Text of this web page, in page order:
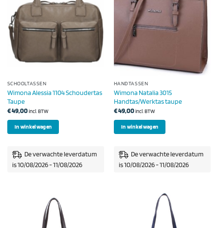
SCHOOLTASSEN
Wimona Alessia 1104 Schoudertas
Taupe
€49,00incl. BTW
In winkelwagen
De verwachte leverdatum
is 10/08/2026 - 11/08/2026
HANDTASSEN
Wimona Natalia 3015
Handtas/Werktas taupe
€49,00incl. BTW
In winkelwagen
De verwachte leverdatum
is 10/08/2026 - 11/08/2026